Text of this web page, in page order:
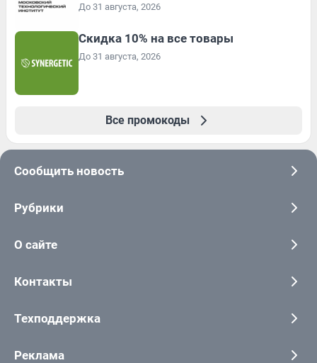
До 31 августа, 2026
Скидка 10% на все товары
До 31 августа, 2026
Все промокоды
Сообщить новость
Рубрики
О сайте
Контакты
Техподдержка
Реклама